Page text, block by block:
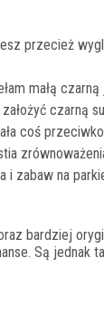
przecież
małą
czarną
coś
i zabaw na
bardziej
Są jednak